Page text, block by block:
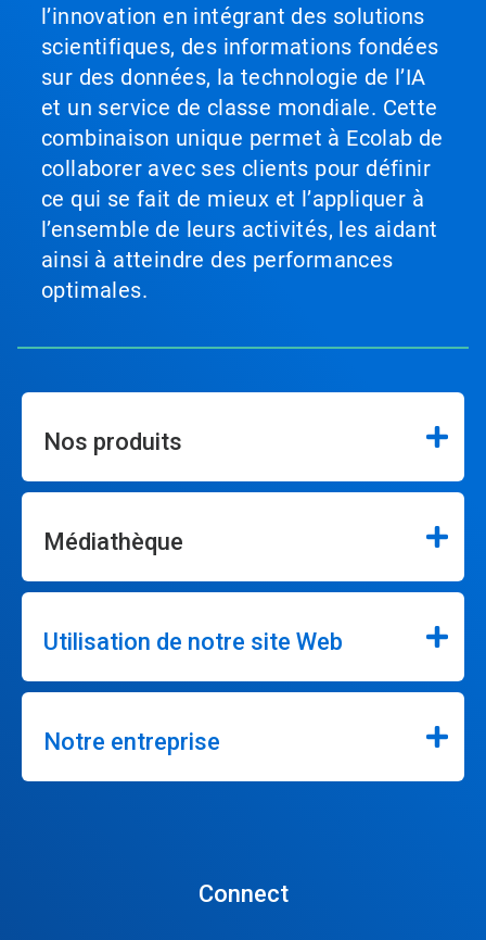
l’innovation en intégrant des solutions
scientifiques, des informations fondées
sur des données, la technologie de l’IA
et un service de classe mondiale. Cette
combinaison unique permet à Ecolab de
collaborer avec ses clients pour définir
ce qui se fait de mieux et l’appliquer à
l’ensemble de leurs activités, les aidant
ainsi à atteindre des performances
optimales.
Nos produits
Médiathèque
Utilisation de notre site Web
Notre entreprise
Connect